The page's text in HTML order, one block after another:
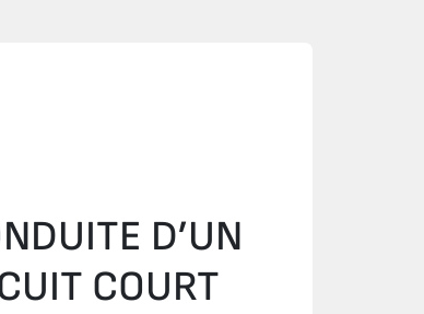
D’UN
COURT